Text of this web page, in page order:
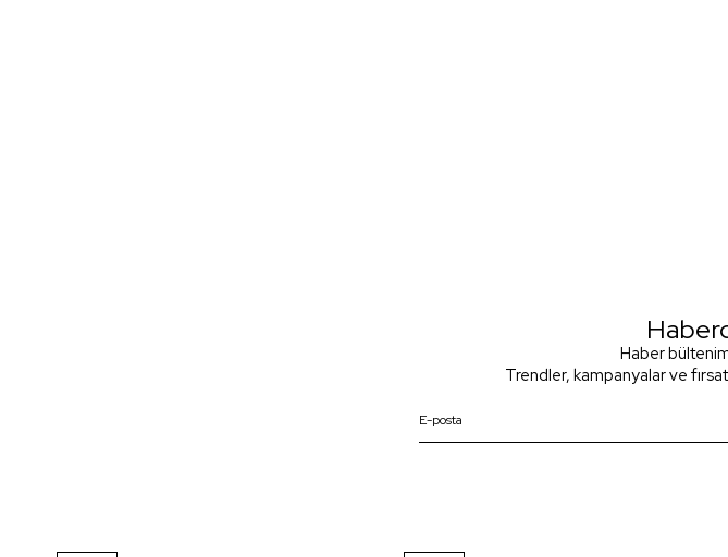
Haber
Trendler, kampanyalar ve